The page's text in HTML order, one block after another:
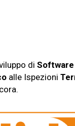
di
alle Ispezioni